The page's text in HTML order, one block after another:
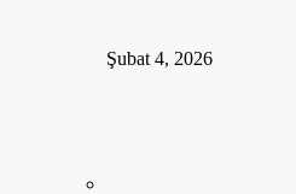
Şubat 4, 2026